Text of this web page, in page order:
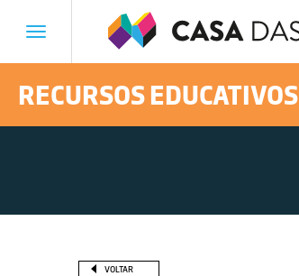
Toggle
RECURSOS EDUCATIVOS
VOLTAR